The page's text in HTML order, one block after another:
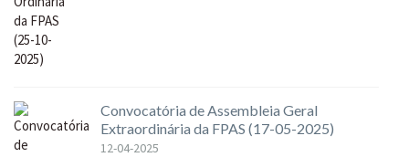
Convocatória de Assembleia Geral
Extraordinária da FPAS (17-05-2025)
12-04-2025